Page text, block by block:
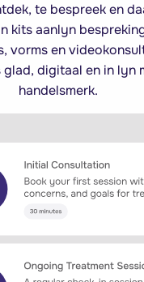
te bespreek en
kits aanlyn
vorms en
glad, digitaal en in lyn
handelsmerk.